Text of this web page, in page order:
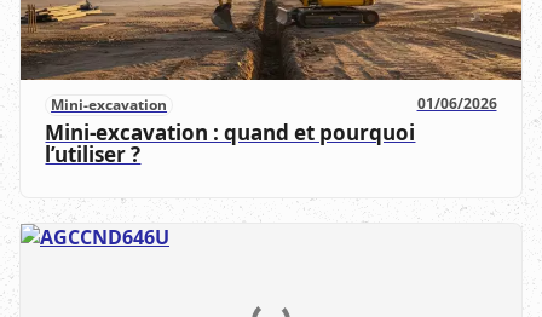
Mini-excavation 01/06/2026
Mini-excavation : quand et pourquoi
l’utiliser ?